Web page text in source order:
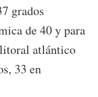
grados
de 40 y para
litoral atlántico
33 en